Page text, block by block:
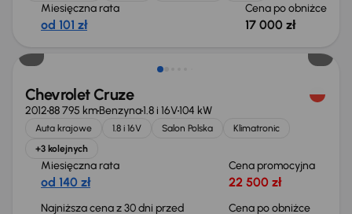
Miesięczna rata
od 101 zł
Cena po obniżce
17 000 zł
Taniej o 1 000 zł
Chevrolet Cruze
201288 795 kmBenzyna1.8 i 16V104 kW
Auta krajowe 1.8 i 16V Salon Polska
Klimatronic
+3 kolejnych
Miesięczna rata
od 140 zł
Cena promocyjna
22 500 zł
Najniższa cena z 30 dni przed
Cena po obniżce